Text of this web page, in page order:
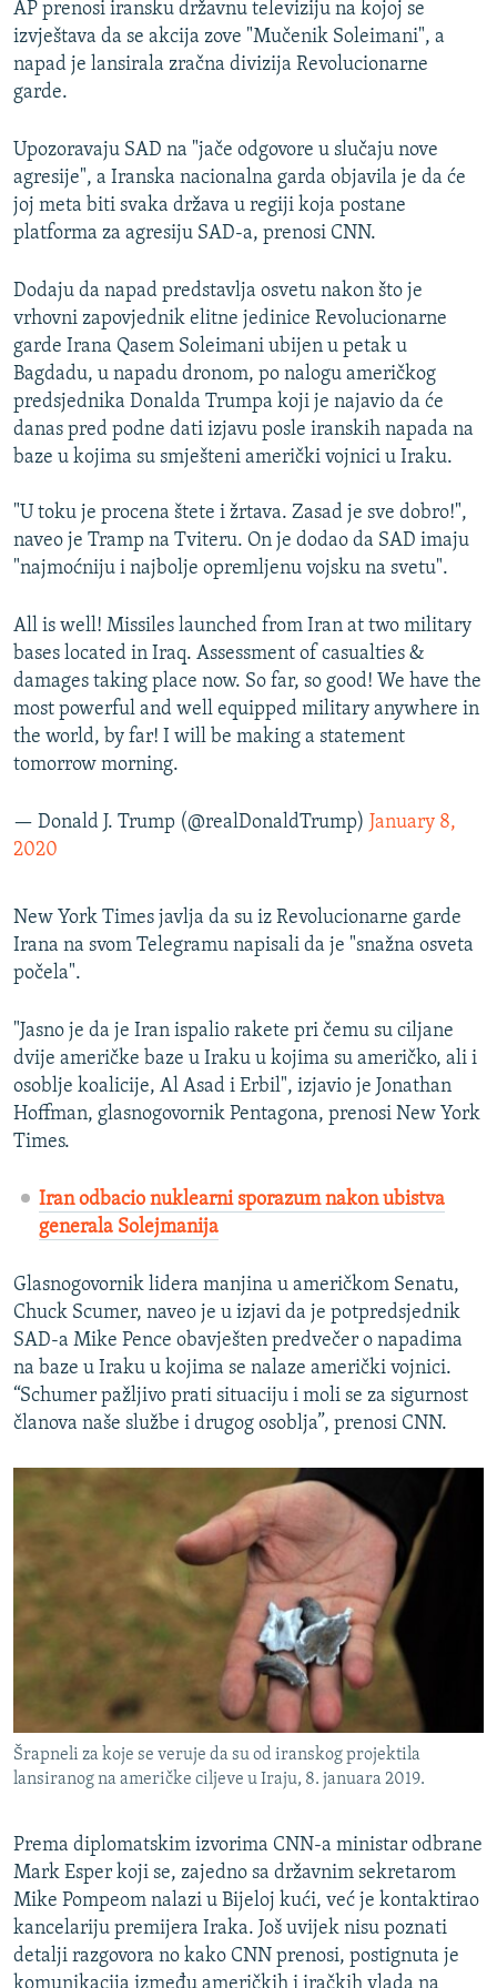
1080p
AP prenosi iransku državnu televiziju na kojoj se
izvještava da se akcija zove "Mučenik Soleimani", a
napad je lansirala zračna divizija Revolucionarne
garde.
Upozoravaju SAD na "jače odgovore u slučaju nove
agresije", a Iranska nacionalna garda objavila je da će
joj meta biti svaka država u regiji koja postane
platforma za agresiju SAD-a, prenosi CNN.
Dodaju da napad predstavlja osvetu nakon što je
vrhovni zapovjednik elitne jedinice Revolucionarne
garde Irana Qasem Soleimani ubijen u petak u
Bagdadu, u napadu dronom, po nalogu američkog
predsjednika Donalda Trumpa koji je najavio da će
danas pred podne dati izjavu posle iranskih napada na
baze u kojima su smješteni američki vojnici u Iraku.
"U toku je procena štete i žrtava. Zasad je sve dobro!",
naveo je Tramp na Tviteru. On je dodao da SAD imaju
"najmoćniju i najbolje opremljenu vojsku na svetu".
All is well! Missiles launched from Iran at two military
bases located in Iraq. Assessment of casualties &
damages taking place now. So far, so good! We have the
most powerful and well equipped military anywhere in
the world, by far! I will be making a statement
tomorrow morning.
— Donald J. Trump (@realDonaldTrump) January 8,
2020
New York Times javlja da su iz Revolucionarne garde
Irana na svom Telegramu napisali da je "snažna osveta
počela".
"Jasno je da je Iran ispalio rakete pri čemu su ciljane
dvije američke baze u Iraku u kojima su američko, ali i
osoblje koalicije, Al Asad i Erbil", izjavio je Jonathan
Hoffman, glasnogovornik Pentagona, prenosi New York
Times.
Iran odbacio nuklearni sporazum nakon ubistva
generala Solejmanija
Glasnogovornik lidera manjina u američkom Senatu,
Chuck Scumer, naveo je u izjavi da je potpredsjednik
SAD-a Mike Pence obavješten predvečer o napadima
na baze u Iraku u kojima se nalaze američki vojnici.
“Schumer pažljivo prati situaciju i moli se za sigurnost
članova naše službe i drugog osoblja”, prenosi CNN.
Šrapneli za koje se veruje da su od iranskog projektila
lansiranog na američke ciljeve u Iraju, 8. januara 2019.
Prema diplomatskim izvorima CNN-a ministar odbrane
Mark Esper koji se, zajedno sa državnim sekretarom
Mike Pompeom nalazi u Bijeloj kući, već je kontaktirao
kancelariju premijera Iraka. Još uvijek nisu poznati
detalji razgovora no kako CNN prenosi, postignuta je